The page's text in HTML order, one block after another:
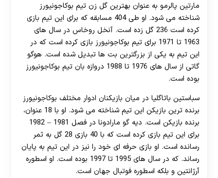
مارتین پالرمو به عنوان بهترین گل زن تیم بوکاجونیورز
شناخته می شود. او طی 404 مسابقه که برای این تیم بازی
کرده است 236 گل زده است. آنخل روخاس در سال های
1963 تا 1971 برای تیم بوکاجونیورز بازی کرده است که در
این تیم به یکی از بزرگترین بت ها تبدیل شده است. هوگو
گاتی از سال های 1976 تا 1988 دروازه بان تیم بوکاجونیورز
بوده است.
سباستین باتاگلیا در میان بازیکنان ادوار مختلف بوکاجونیورز
برنده ترین بازیکن این تیم شناخته می شود. او با 18 عنوان،
برنده بازیکن است. دیه گو مارادونا در فصل 1981 – 1982
برای این تیم بازی کرده است که با 40 بازی 28 گل به ثمر
رسانده است. او بازی حرفه ای خود را نیز در این تیم به پایان
رساند. که در سال های 1995 تا 1997 بوده است. او اسطوره
آرژانتین و بلکه اسطوره فوتبال جهان است.